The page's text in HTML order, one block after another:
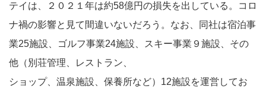
テイは、２０２１年は約58億円の損失を出している。コロ
ナ禍の影響と見て間違いないだろう。なお、同社は宿泊事
業25施設、ゴルフ事業24施設、スキー事業９施設、その
他（別荘管理、レストラン、
ショップ、温泉施設、保養所など）12施設を運営してお